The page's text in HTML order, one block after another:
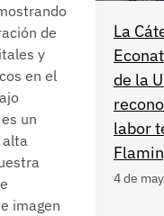
de
y
en el
un
imagen
La
de la
labor
4 de